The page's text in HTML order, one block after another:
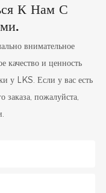
К Нам С
внимательное
качество и ценность
у LKS. Если у вас есть
заказа, пожалуйста,